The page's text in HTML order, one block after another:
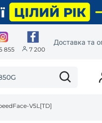
855 7 200
Доставка та
V5L[TD]